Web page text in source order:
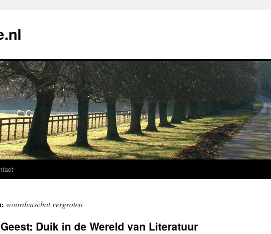
woordenschat vergroten
Duik in de Wereld van Literatuur